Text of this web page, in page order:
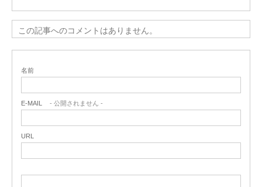
この記事へのコメントはありません。
名前
E-MAIL - 公開されません -
URL